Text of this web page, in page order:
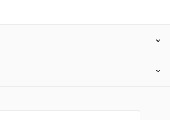
Петарды "Вспыш" очень удобно